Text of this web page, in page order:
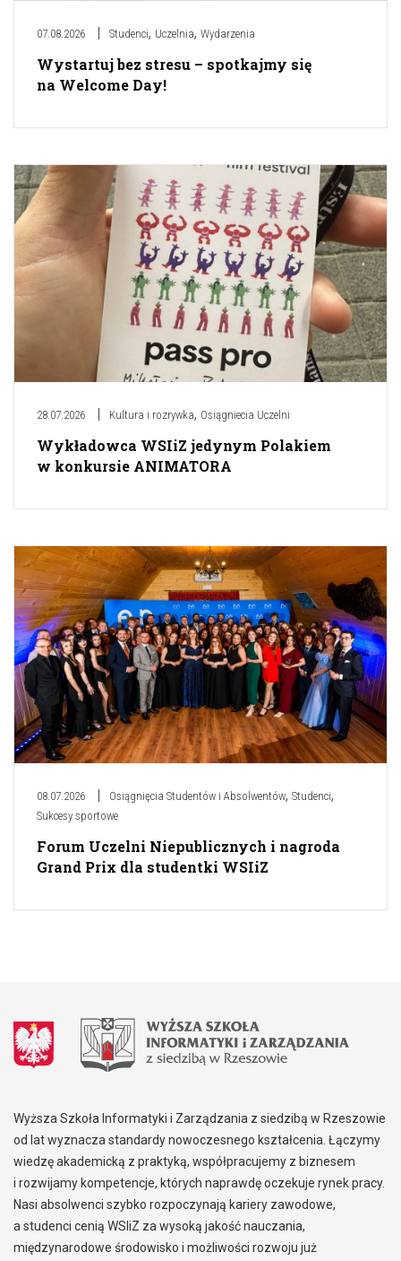
07.08.2026 Studenci, Uczelnia, Wydarzenia
Wystartuj bez stresu – spotkajmy się
na Welcome Day!
28.07.2026 Kultura i rozrywka, Osiągniecia Uczelni
Wykładowca WSIiZ jedynym Polakiem
w konkursie ANIMATORA
08.07.2026 Osiągnięcia Studentów i Absolwentów, Studenci,
Sukcesy sportowe
Forum Uczelni Niepublicznych i nagroda
Grand Prix dla studentki WSIiZ
Wyższa Szkoła Informatyki i Zarządzania z siedzibą w Rzeszowie
od lat wyznacza standardy nowoczesnego kształcenia. Łączymy
wiedzę akademicką z praktyką, współpracujemy z biznesem
i rozwijamy kompetencje, których naprawdę oczekuje rynek pracy.
Nasi absolwenci szybko rozpoczynają kariery zawodowe,
a studenci cenią WSIiZ za wysoką jakość nauczania,
międzynarodowe środowisko i możliwości rozwoju już